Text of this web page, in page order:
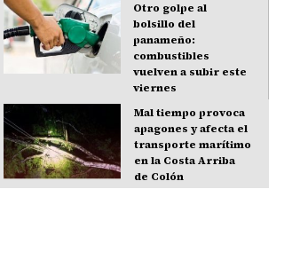
Otro golpe al
bolsillo del
panameño:
combustibles
vuelven a subir este
viernes
Mal tiempo provoca
apagones y afecta el
transporte marítimo
en la Costa Arriba
de Colón